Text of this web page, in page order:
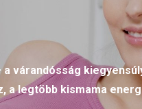
várandósság
a legtöbb kismama